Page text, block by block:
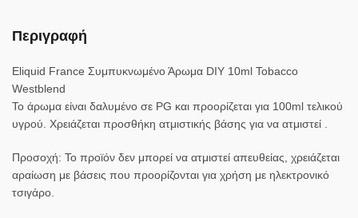
Περιγραφή
Eliquid France Συμπυκνωμένο Άρωμα DIY 10ml Tobacco
Westblend
Το άρωμα είναι δαλυμένο σε PG και προορίζεται για 100ml τελικού
υγρού. Χρειάζεται προσθήκη ατμιστικής βάσης για να ατμιστεί .
Προσοχή: Το προϊόν δεν μπορεί να ατμιστεί απευθείας, χρειάζεται
αραίωση με βάσεις που προορίζονται για χρήση με ηλεκτρονικό
τσιγάρο.